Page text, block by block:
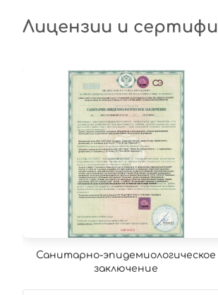
Лицензии и
Санитарно-эпидемиологическое
заключение